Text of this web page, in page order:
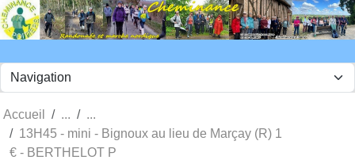
Accueil
13H45 - mini - Bignoux au lieu de Marçay (R) 1
€ - BERTHELOT P
Panneau de gestion des cookies